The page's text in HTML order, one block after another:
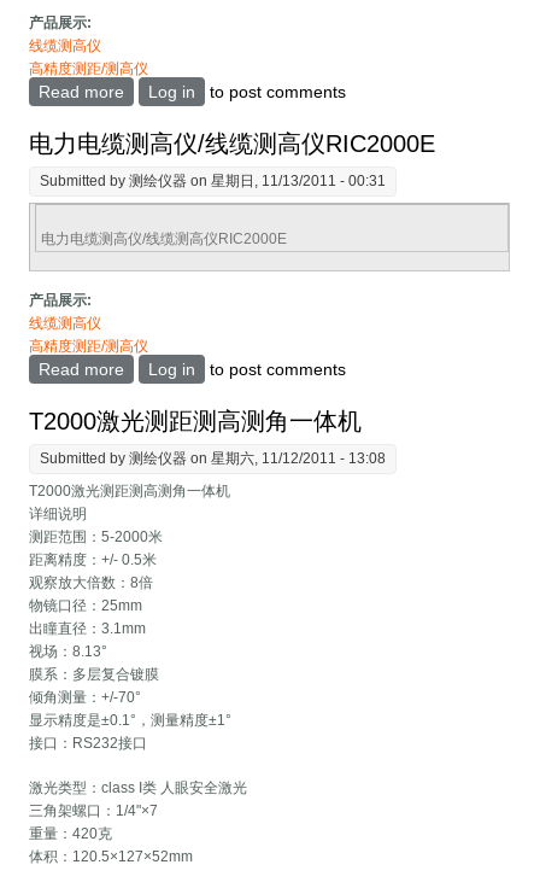
产品展示:
线缆测高仪
高精度测距/测高仪
Read more about 电力超声波架空线缆测高仪-AR940
Log in to post comments
电力电缆测高仪/线缆测高仪RIC2000E
Submitted by测绘仪器 on 星期日, 11/13/2011 - 00:31
电力电缆测高仪/线缆测高仪RIC2000E
产品展示:
线缆测高仪
高精度测距/测高仪
Read more about 电力电缆测高仪/线缆测高仪RIC2000E
Log in to post comments
T2000激光测距测高测角一体机
Submitted by测绘仪器 on 星期六, 11/12/2011 - 13:08
T2000激光测距测高测角一体机
详细说明
测距范围：5-2000米
距离精度：+/- 0.5米
观察放大倍数：8倍
物镜口径：25mm
出瞳直径：3.1mm
视场：8.13°
膜系：多层复合镀膜
倾角测量：+/-70°
显示精度是±0.1°，测量精度±1°
接口：RS232接口
激光类型：class I类 人眼安全激光
三角架螺口：1/4"×7
重量：420克
体积：120.5×127×52mm